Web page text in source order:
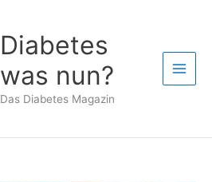
Diabetes
was nun?
Das Diabetes Magazin